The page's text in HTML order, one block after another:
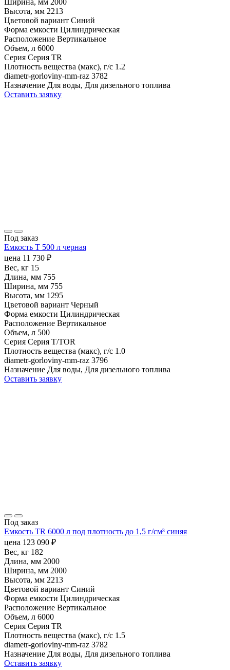
Ширина, мм 2000
Высота, мм 2213
Цветовой вариант Синий
Форма емкости Цилиндрическая
Расположение Вертикальное
Объем, л 6000
Серия Серия TR
Плотность вещества (макс), г/с 1.2
diametr-gorloviny-mm-raz 3782
Назначение Для воды, Для дизельного топлива
Оставить заявку
Под заказ
Емкость T 500 л черная
цена 11 730 ₽
Вес, кг 15
Длина, мм 755
Ширина, мм 755
Высота, мм 1295
Цветовой вариант Черный
Форма емкости Цилиндрическая
Расположение Вертикальное
Объем, л 500
Серия Серия T/TOR
Плотность вещества (макс), г/с 1.0
diametr-gorloviny-mm-raz 3796
Назначение Для воды, Для дизельного топлива
Оставить заявку
Под заказ
Емкость TR 6000 л под плотность до 1,5 г/см³ синяя
цена 123 090 ₽
Вес, кг 182
Длина, мм 2000
Ширина, мм 2000
Высота, мм 2213
Цветовой вариант Синий
Форма емкости Цилиндрическая
Расположение Вертикальное
Объем, л 6000
Серия Серия TR
Плотность вещества (макс), г/с 1.5
diametr-gorloviny-mm-raz 3782
Назначение Для воды, Для дизельного топлива
Оставить заявку